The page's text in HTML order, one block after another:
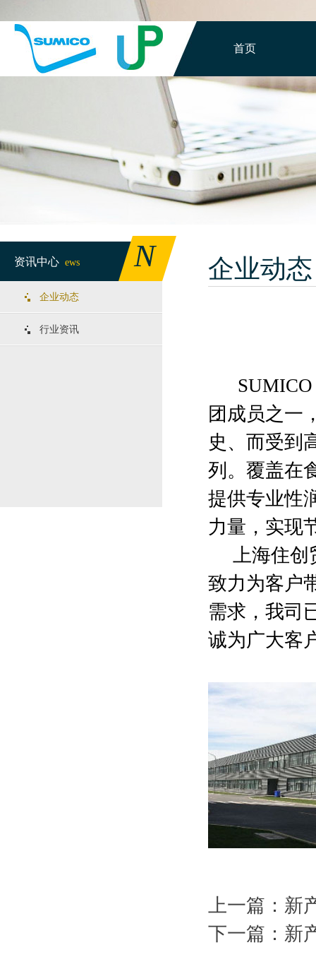
首页
资讯中心 ews N
企业动态
行业资讯
企业动态
SUMICO
团成员之一
史、而受到
列。覆盖在
提供专业性
力量，实现
上海住创
致力为客户
需求，我司
诚为广大客
上一篇：新
下一篇：新